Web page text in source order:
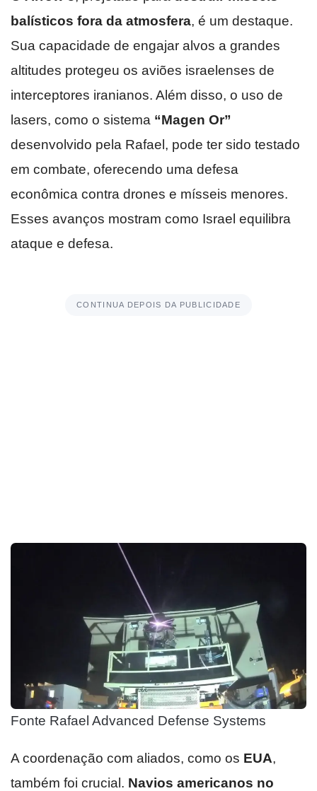
balísticos fora da atmosfera, é um destaque.
Sua capacidade de engajar alvos a grandes
altitudes protegeu os aviões israelenses de
interceptores iranianos. Além disso, o uso de
lasers, como o sistema “Magen Or”
desenvolvido pela Rafael, pode ter sido testado
em combate, oferecendo uma defesa
econômica contra drones e mísseis menores.
Esses avanços mostram como Israel equilibra
ataque e defesa.
CONTINUA DEPOIS DA PUBLICIDADE
Fonte Rafael Advanced Defense Systems
A coordenação com aliados, como os EUA,
também foi crucial. Navios americanos no